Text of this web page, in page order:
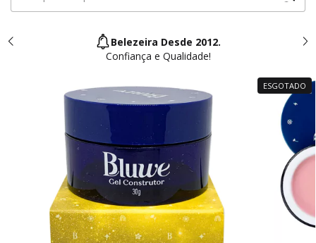
Belezeira Desde 2012.
Confiança e Qualidade!
ESGOTADO